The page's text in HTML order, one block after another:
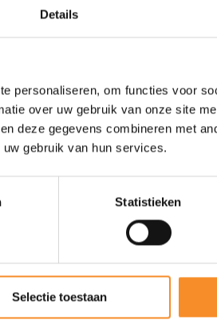
Details
personaliseren, om functies voor
over uw gebruik van onze site
deze gegevens combineren met
gebruik van hun services.
Statistieken
Selectie toestaan